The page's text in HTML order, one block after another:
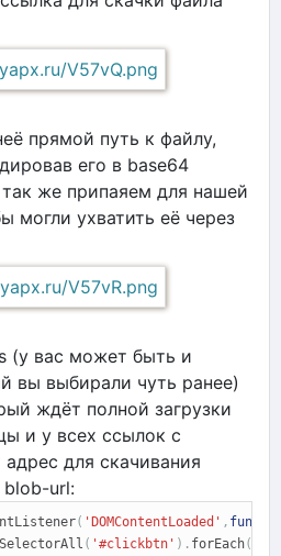
прямой путь к файлу,
его в base64
же припаяем для нашей
могли ухватить её через
(у вас может быть и
вы выбирали чуть ранее)
ждёт полной загрузки
и у всех ссылок с
для скачивания
blob-url:
( 'DOMContentLoaded' ,
( '#clickbtn' ). forEach(